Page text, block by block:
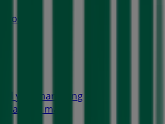
y de marketing
en el mapa